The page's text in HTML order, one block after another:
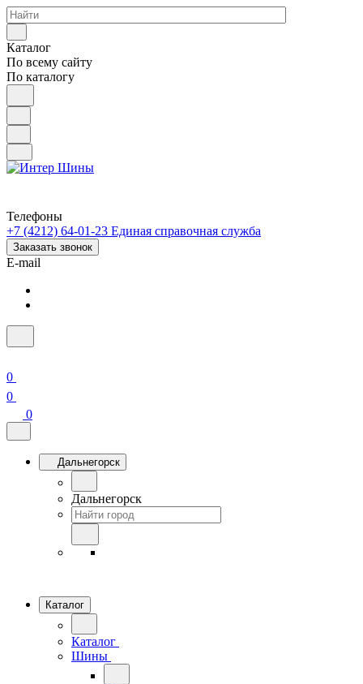
Каталог
По всему сайту
По каталогу
Телефоны
+7 (4212) 64-01-23 Единая справочная служба
Заказать звонок
E-mail
0
0
0
Дальнегорск
Дальнегорск
Каталог
Каталог
Шины